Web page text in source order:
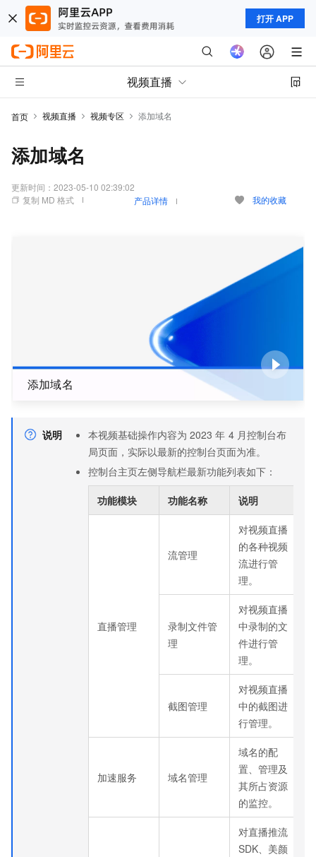
打开 APP
视频直播
首页 视频直播 视频专区 添加域名
添加域名
更新时间： 2023-05-10 02:39:02
复制 MD 格式
产品详情 我的收藏
添加域名
说明 本视频基础操作内容为 2023 年 4 月控制台布
局页面，实际以最新的控制台页面为准。
控制台主页左侧导航栏最新功能列表如下：
功能模块 功能名称 说明
直播管理
流管理
对视频直播
的各种视频
流进行管
理。
录制文件管
理
对视频直播
中录制的文
件进行管
理。
截图管理
对视频直播
中的截图进
行管理。
加速服务 域名管理
域名的配
置、管理及
其所占资源
的监控。
对直播推流
SDK、美颜